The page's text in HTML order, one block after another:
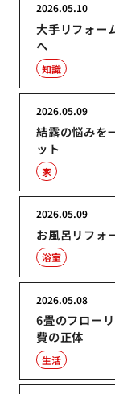
大手リフォー
へ
2026.05.10
知識
結露の悩みを
ット
2026.05.09
家
お風呂リフォ
2026.05.09
浴室
6畳のフロー
費の正体
2026.05.08
生活